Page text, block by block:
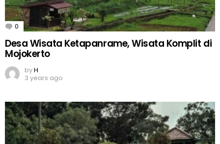
0 Comments
Desa Wisata Ketapanrame, Wisata Komplit di
Mojokerto
byH
3 years ago